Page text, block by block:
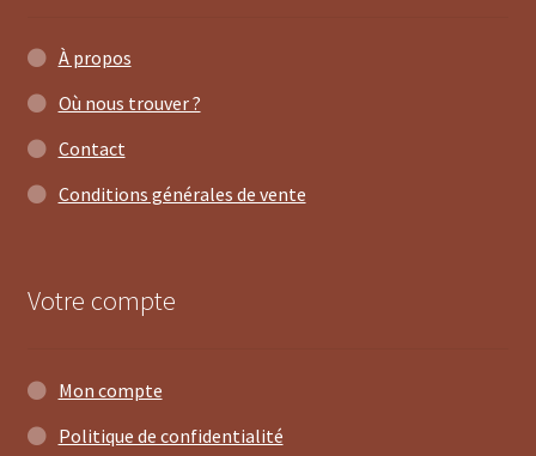
À propos
Où nous trouver ?
Contact
Conditions générales de vente
Votre compte
Mon compte
Politique de confidentialité